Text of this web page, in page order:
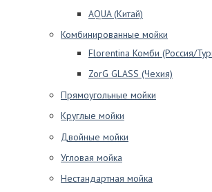
AQUA (Китай)
Комбинированные мойки
Florentina Комби (Россия/
ZorG GLASS (Чехия)
Прямоугольные мойки
Круглые мойки
Двойные мойки
Угловая мойка
Нестандартная мойка